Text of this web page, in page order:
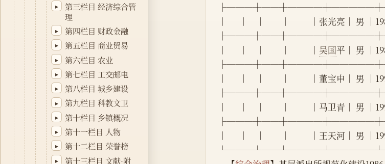
▸
第三栏目 经济综合管
理
▸ 第四栏目 财政金融
▸ 第五栏目 商业贸易
▸ 第六栏目 农业
▸ 第七栏目 工交邮电
▸ 第八栏目 城乡建设
▸ 第九栏目 科教文卫
▸ 第十栏目 乡镇概况
▸ 第十一栏目 人物
▸ 第十二栏目 荣誉榜
▸
第十三栏目 文献·附
│      │    │        │          │张光亮│ 男
│      │    │        │          │ 吴国平│ 男
│      │    │        │          │董宝申│ 男
│      │    │        │          │马卫青│ 男
│      │    │        │          │王天河│ 男